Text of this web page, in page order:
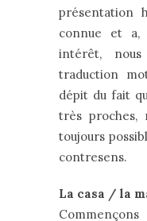
présentation
connue et a,
intérêt,
traduction
dépit du fait
très proches,
toujours
contresens.
La casa / la